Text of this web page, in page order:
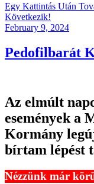
Egy Kattintás Után
Következik!
Posted
February 9, 2024
Pedofilbarát
Az elmúlt
események a
Kormány
bírtam lépést
Nézzünk már